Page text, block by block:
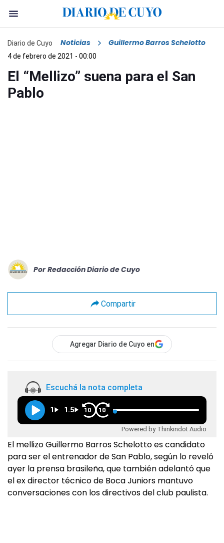
Diario de Cuyo Noticias Guillermo Barros Schelotto
4 de febrero de 2021 - 00:00
El “Mellizo” suena para el San
Pablo
Por Redacción Diario de Cuyo
Compartir
Agregar Diario de Cuyo en
Escuchá la nota completa
1 1.5 10 10
Powered by Thinkindot Audio
El mellizo Guillermo Barros Schelotto es candidato
para ser el entrenador de San Pablo, según lo reveló
ayer la prensa brasileña, que también adelantó que
el ex director técnico de Boca Juniors mantuvo
conversaciones con los directivos del club paulista.